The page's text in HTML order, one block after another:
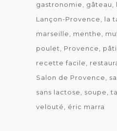
gastronomie
gâteau
Lançon-Provence
la
marseille
menthe
poulet
Provence
recette facile
Salon de Provence
sans lactose
soupe
velouté
éric marra